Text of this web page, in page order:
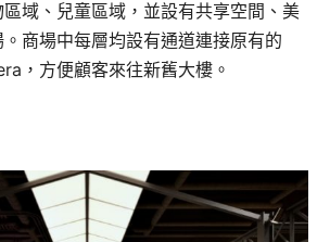
域、兒童區域，並設有共享空間、美
商場中每層均設有通道連接原有的
，方便顧客來往新舊大樓。